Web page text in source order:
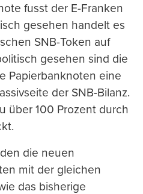
fusst der E-Franken
gesehen handelt es
SNB-Token auf
gesehen sind die
Papierbanknoten eine
der SNB-Bilanz.
über 100 Prozent durch
die neuen
mit der gleichen
das bisherige